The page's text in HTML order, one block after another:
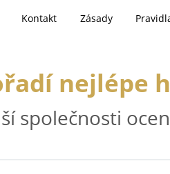
Kontakt Zásady
nejlépe
společnosti